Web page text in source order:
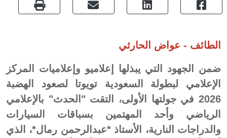
الطائف - عواض الحارثي
ضمن الجهود التي يبذلها إعلاميو وإعلاميات المركز
الإعلامي لبطولة السعودية تويوتا لصعود الهضبة
2026 في جولتها الأولى، التقت "الحدث" بالإعلامي
الرياضي وأحد المهتمين بسباقات السيارات
والدراجات النارية، الأستاذ *عبدالرحمن رمال*، الذي